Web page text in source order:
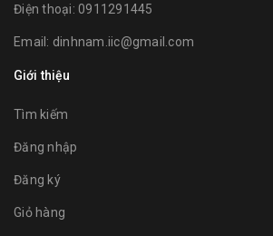
Điện thoại: 0911291445
Email: dinhnam.iic@gmail.com
Giới thiệu
Tìm kiếm
Đăng nhập
Đăng ký
Giỏ hàng